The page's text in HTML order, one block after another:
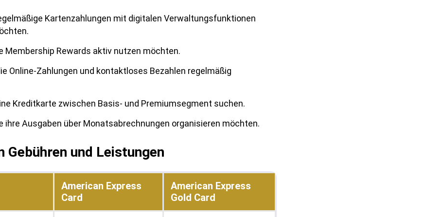
Kartenzahlungen mit digitalen Verwaltungsfunktionen
Membership Rewards aktiv nutzen möchten.
Online-Zahlungen und kontaktloses Bezahlen regelmäßig
Kreditkarte zwischen Basis- und Premiumsegment suchen.
ihre Ausgaben über Monatsabrechnungen organisieren möchten.
Gebühren und Leistungen
American Express
Card
American Express
Gold Card